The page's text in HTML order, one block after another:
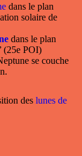
dans le plan
solaire de
dans le plan
(25e POI)
se couche
des lunes de